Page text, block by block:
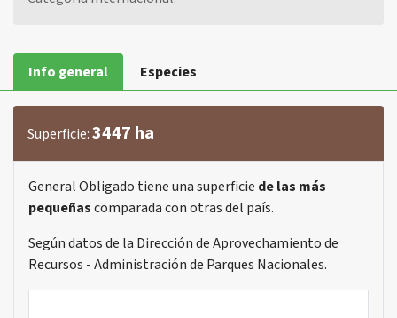
Info general Especies
Superficie:3447 ha
General Obligado tiene una superficie de las más
pequeñascomparada con otras del país.
Según datos de la Dirección de Aprovechamiento de
Recursos - Administración de Parques Nacionales.